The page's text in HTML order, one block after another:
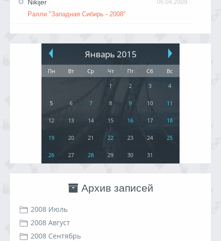
06.04.2009
Nikijer
Ралли "Западная Сибирь - 2008"
Январь 2015
Пн Вт Ср Чт Пт Сб
Вс
1
2 3 4
5 6 7 8 9 10 11
12 13 14 15 16 17 18
19 20 21 22 23 24 25
26 27 28 29 30 31
Архив записей
2008 Июль
2008 Август
2008 Сентябрь